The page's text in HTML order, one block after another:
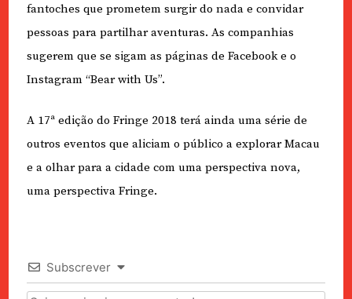
fantoches que prometem surgir do nada e convidar
pessoas para partilhar aventuras. As companhias
sugerem que se sigam as páginas de Facebook e o
Instagram “Bear with Us”.
A 17ª edição do Fringe 2018 terá ainda uma série de
outros eventos que aliciam o público a explorar Macau
e a olhar para a cidade com uma perspectiva nova,
uma perspectiva Fringe.
Subscrever